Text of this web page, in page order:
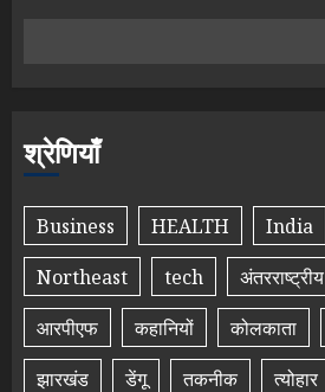
श्रेणियाँ
Business HEALTH India
Northeast
tech अंतरराष्ट्रीय
आरपीएफ
कहानियों कोलकाता
झारखंड
डेंगू तकनीक त्योहार